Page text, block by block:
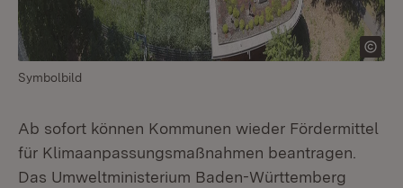
Symbolbild
Ab sofort können Kommunen wieder Fördermittel
für Klimaanpassungsmaßnahmen beantragen.
Das Umweltministerium Baden-Württemberg